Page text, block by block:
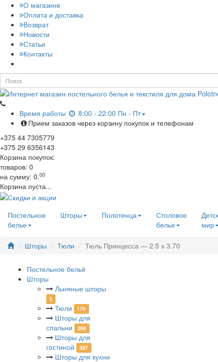
О магазине
Оплата и доставка
Возврат
Новости
Статьи
Контакты
Время работы
8:00 - 22:00 Пн - Пт
Прием заказов через корзину покупок и телефонам
+375 44 7305779
+375 29 6356143
Корзина покупок:
товаров: 0
на сумму: 0.00
Корзина пуста...
Постельное
белье
Шторы Полотенца
Столовое
белье
мир
Шторы Тюли Тюль Принцесса — 2.5 х 3.70
Постельное бельё
Шторы
Льняные шторы
3
Тюли 176
Шторы для
спальни
388
Шторы для
гостиной
387
Шторы для кухни